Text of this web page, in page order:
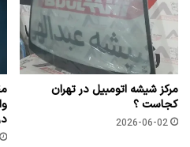
مرکز شیشه اتومبیل در تهران
کجاست ؟
2026-06-02